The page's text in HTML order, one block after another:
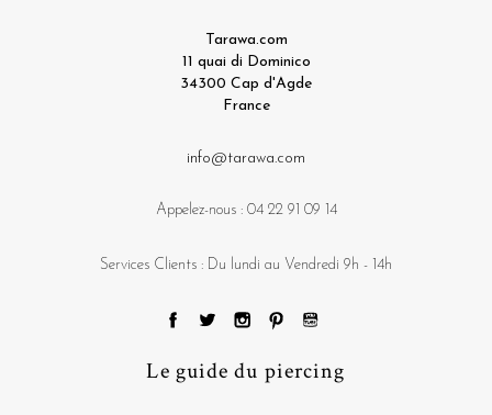
Tarawa.com
11 quai di Dominico
34300 Cap d'Agde
France
info@tarawa.com
Appelez-nous : 04 22 91 09 14
Services Clients : Du lundi au Vendredi 9h - 14h
Le guide du piercing